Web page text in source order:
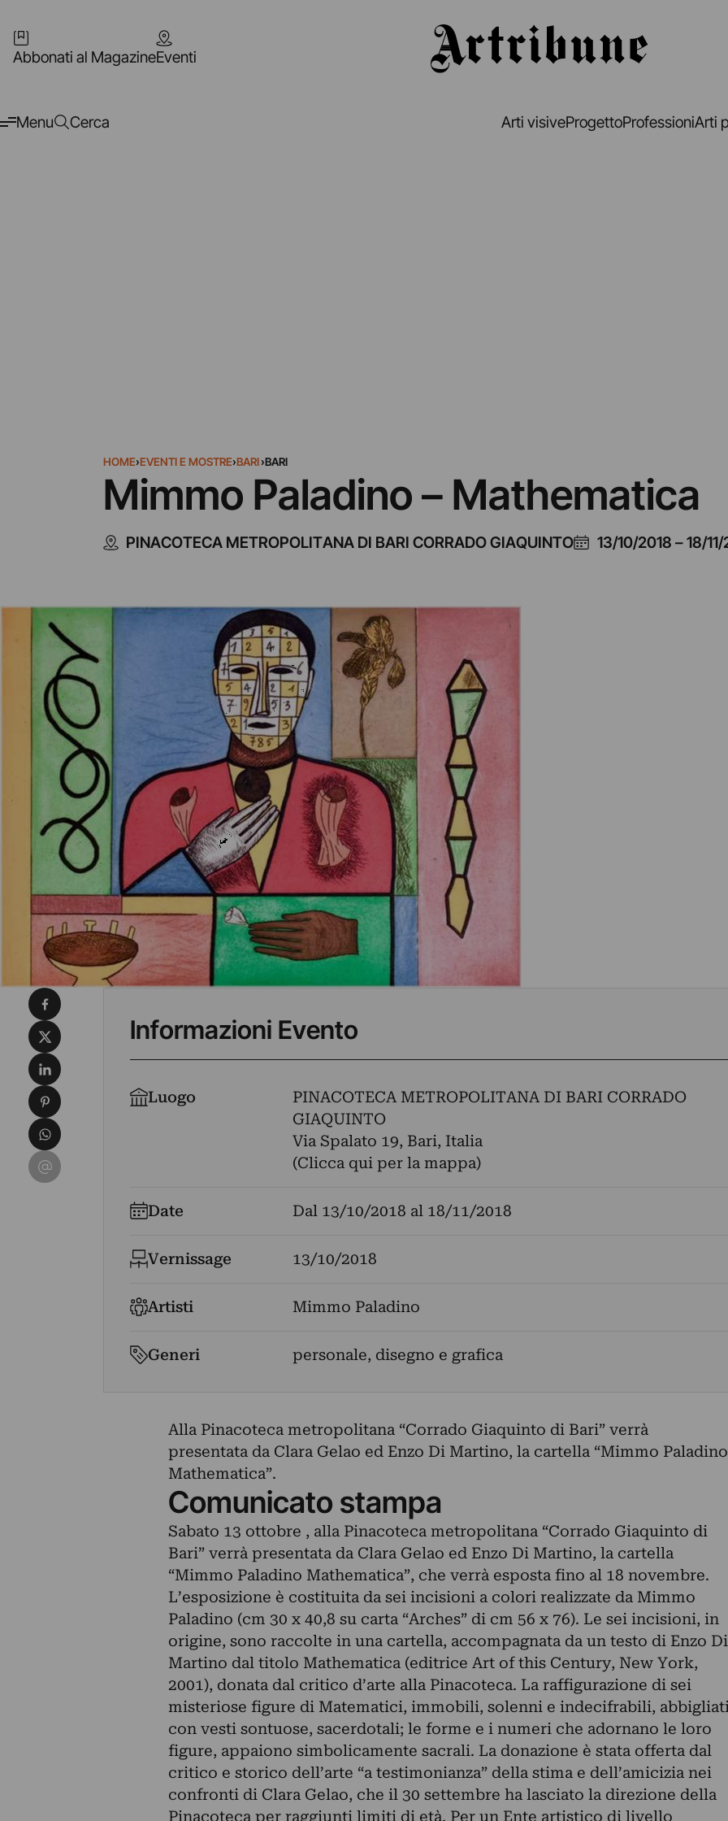
Abbonati al MagazineEventi
Menu Cerca Arti visiveProgettoProfessioniArti
HOME›EVENTI E MOSTRE›BARI›BARI
Mimmo Paladino – Mathematica
PINACOTECA METROPOLITANA DI BARI CORRADO GIAQUINTO 13/10/2018 –18/
Informazioni Evento
Luogo
PINACOTECA METROPOLITANA DI BARI CORRADO
GIAQUINTO
Via Spalato 19, Bari, Italia
(Clicca qui per la mappa)
Date Dal 13/10/2018 al 18/11/2018
Vernissage 13/10/2018
Artisti Mimmo Paladino
Generi personale, disegno e grafica
Alla Pinacoteca metropolitana “Corrado Giaquinto di Bari” verrà
presentata da Clara Gelao ed Enzo Di Martino, la cartella “Mimmo Paladino
Mathematica”.
Comunicato stampa
Sabato 13 ottobre , alla Pinacoteca metropolitana “Corrado Giaquinto di
Bari” verrà presentata da Clara Gelao ed Enzo Di Martino, la cartella
“Mimmo Paladino Mathematica”, che verrà esposta fino al 18 novembre.
L’esposizione è costituita da sei incisioni a colori realizzate da Mimmo
Paladino (cm 30 x 40,8 su carta “Arches” di cm 56 x 76). Le sei incisioni, in
origine, sono raccolte in una cartella, accompagnata da un testo di Enzo Di
Martino dal titolo Mathematica (editrice Art of this Century, New York,
2001), donata dal critico d’arte alla Pinacoteca. La raffigurazione di sei
misteriose figure di Matematici, immobili, solenni e indecifrabili,
con vesti sontuose, sacerdotali; le forme e i numeri che adornano le loro
figure, appaiono simbolicamente sacrali. La donazione è stata offerta dal
critico e storico dell’arte “a testimonianza” della stima e dell’amicizia nei
confronti di Clara Gelao, che il 30 settembre ha lasciato la direzione della
Pinacoteca per raggiunti limiti di età. Per un Ente artistico di livello
Condividi su Facebook
Condividi su X
Condividi su LinkedIn
Condividi su Pinterest
Condividi su WhatsApp
Condividi su Email